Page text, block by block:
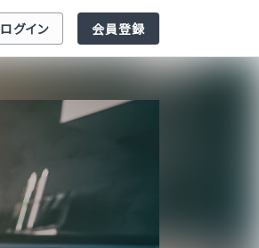
ログイン 会員登録